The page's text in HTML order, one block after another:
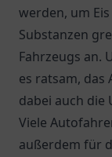
werden, um
Substanzen
Fahrzeugs an.
es ratsam, das
dabei auch die
Viele
außerdem für